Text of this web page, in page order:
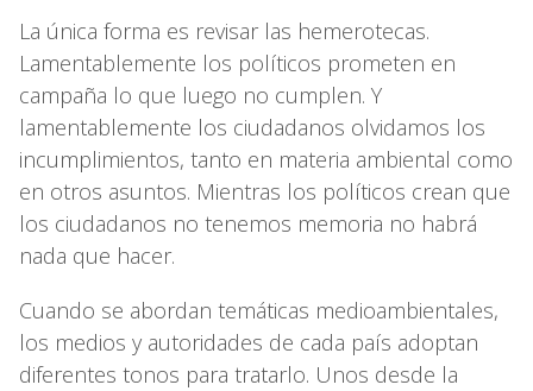
La única forma es revisar las hemerotecas.
Lamentablemente los políticos prometen en
campaña lo que luego no cumplen. Y
lamentablemente los ciudadanos olvidamos los
incumplimientos, tanto en materia ambiental como
en otros asuntos. Mientras los políticos crean que
los ciudadanos no tenemos memoria no habrá
nada que hacer.
Cuando se abordan temáticas medioambientales,
los medios y autoridades de cada país adoptan
diferentes tonos para tratarlo. Unos desde la